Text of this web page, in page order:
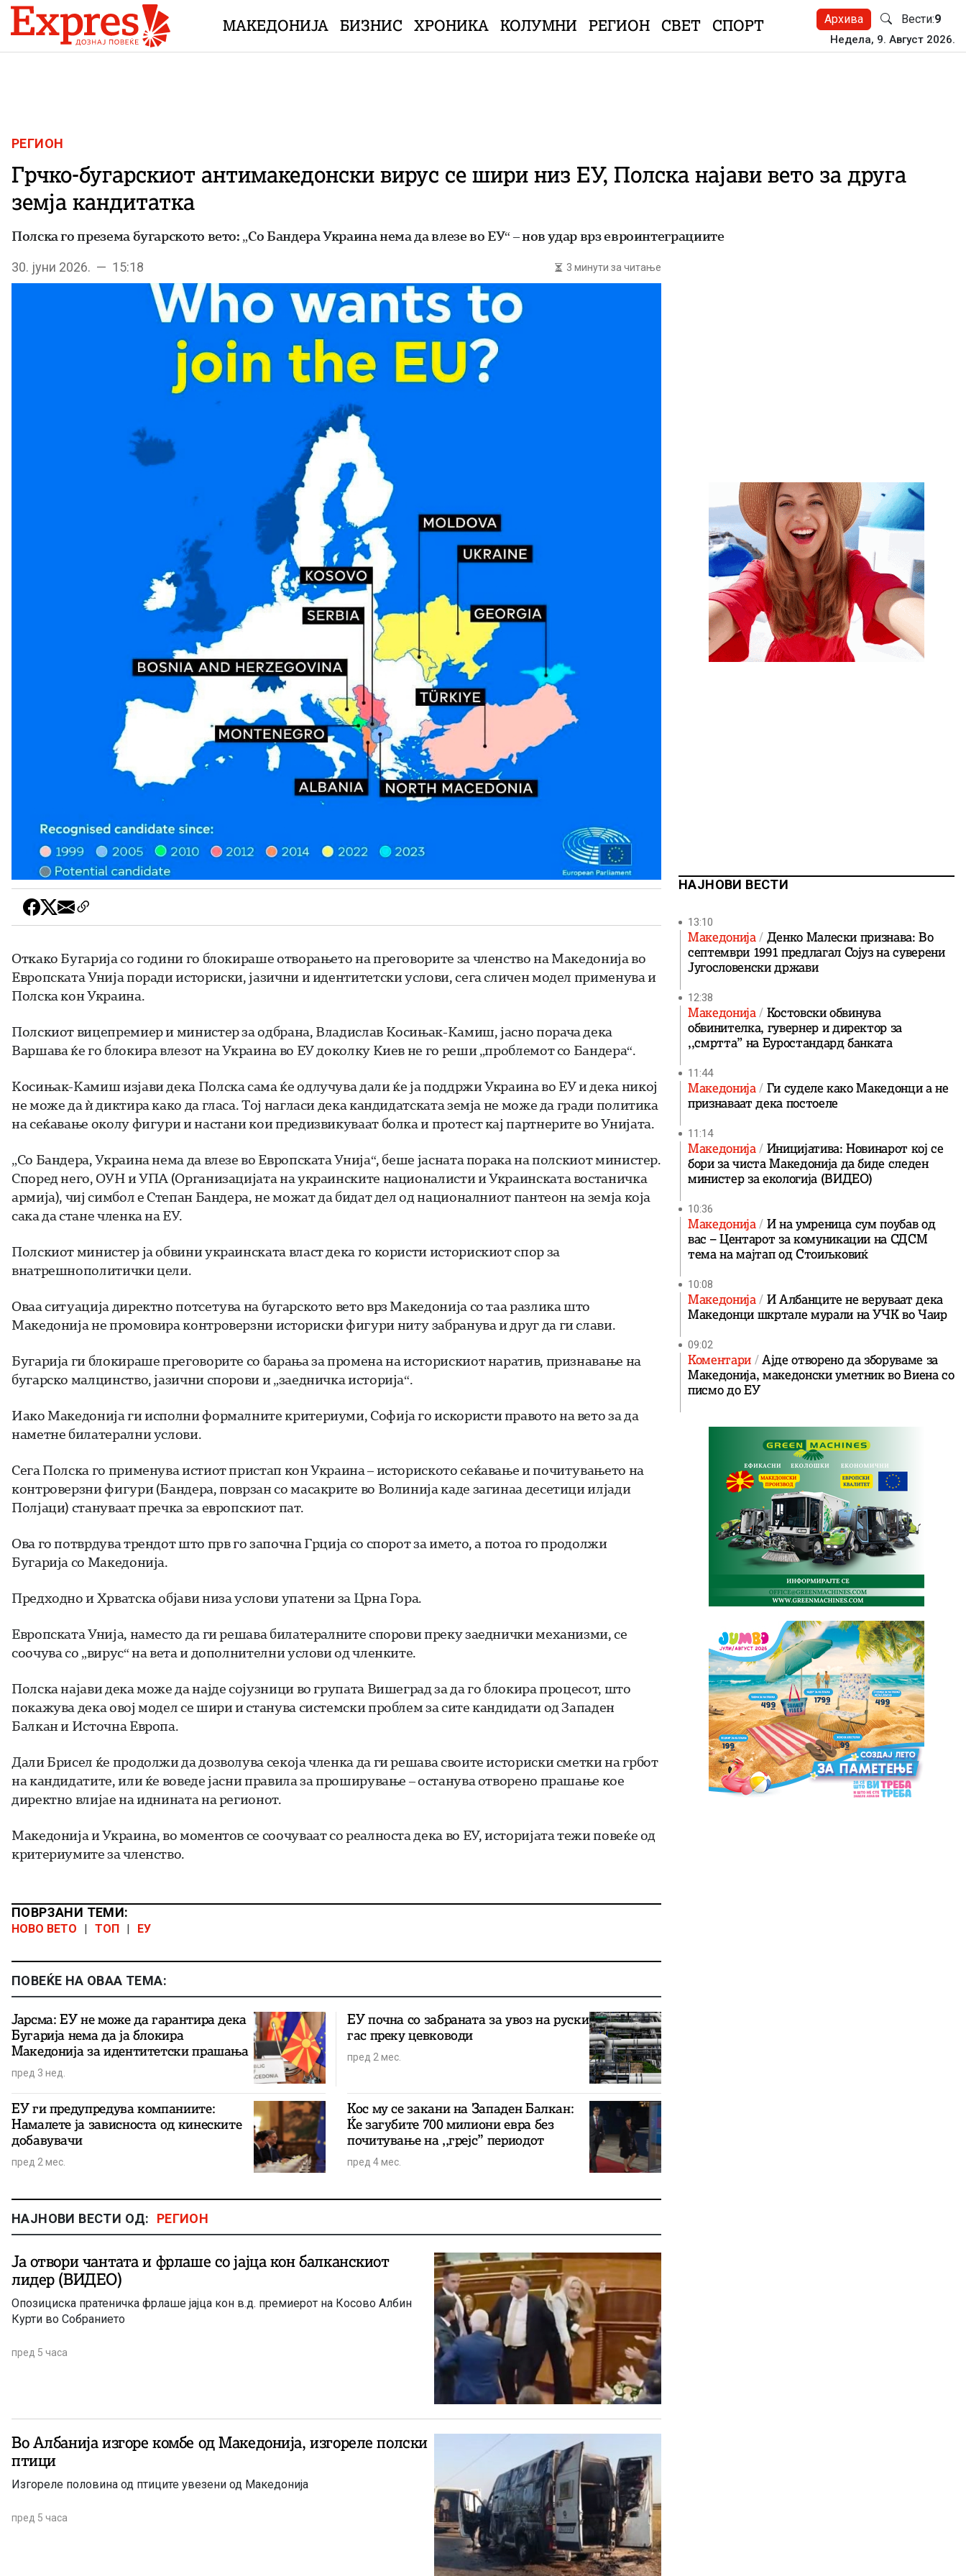
Skip to content
МАКЕДОНИЈА БИЗНИС ХРОНИКА КОЛУМНИ РЕГИОН СВЕТ СПОРТ Архива Вести:9
Недела, 9. Август 2026.
РЕГИОН
Грчко-бугарскиот антимакедонски вирус се шири низ ЕУ, Полска најави вето за друга
земја кандитатка
Полска го презема бугарското вето: „Со Бандера Украина нема да влезе во ЕУ“ – нов удар врз евроинтеграциите
30. јуни 2026. — 15:18 3 минути за читање
Откако Бугарија со години го блокираше отворањето на преговорите за членство на Македонија во
Европската Унија поради историски, јазични и идентитетски услови, сега сличен модел применува и
Полска кон Украина.
Полскиот вицепремиер и министер за одбрана, Владислав Косињак-Камиш, јасно порача дека
Варшава ќе го блокира влезот на Украина во ЕУ доколку Киев не го реши „проблемот со Бандера“.
Косињак-Камиш изјави дека Полска сама ќе одлучува дали ќе ја поддржи Украина во ЕУ и дека никој
не може да ѝ диктира како да гласа. Тој нагласи дека кандидатската земја не може да гради политика
на сеќавање околу фигури и настани кои предизвикуваат болка и протест кај партнерите во Унијата.
„Со Бандера, Украина нема да влезе во Европската Унија“, беше јасната порака на полскиот министер.
Според него, ОУН и УПА (Организацијата на украинските националисти и Украинската востаничка
армија), чиј симбол е Степан Бандера, не можат да бидат дел од националниот пантеон на земја која
сака да стане членка на ЕУ.
Полскиот министер ја обвини украинската власт дека го користи историскиот спор за
внатрешнополитички цели.
Оваа ситуација директно потсетува на бугарското вето врз Македонија со таа разлика што
Македонија не промовира контроверзни историски фигури ниту забранува и друг да ги слави.
Бугарија ги блокираше преговорите со барања за промена на историскиот наратив, признавање на
бугарско малцинство, јазични спорови и „заедничка историја“.
Иако Македонија ги исполни формалните критериуми, Софија го искористи правото на вето за да
наметне билатерални услови.
Сега Полска го применува истиот пристап кон Украина – историското сеќавање и почитувањето на
контроверзни фигури (Бандера, поврзан со масакрите во Волинија каде загинаа десетици илјади
Полјаци) стануваат пречка за европскиот пат.
Ова го потврдува трендот што прв го започна Грција со спорот за името, а потоа го продолжи
Бугарија со Македонија.
Предходно и Хрватска објави низа услови упатени за Црна Гора.
Европската Унија, наместо да ги решава билатералните спорови преку заеднички механизми, се
соочува со „вирус“ на вета и дополнителни услови од членките.
Полска најави дека може да најде сојузници во групата Вишеград за да го блокира процесот, што
покажува дека овој модел се шири и станува системски проблем за сите кандидати од Западен
Балкан и Источна Европа.
Дали Брисел ќе продолжи да дозволува секоја членка да ги решава своите историски сметки на грбот
на кандидатите, или ќе воведе јасни правила за проширување – останува отворено прашање кое
директно влијае на иднината на регионот.
Македонија и Украина, во моментов се соочуваат со реалноста дека во ЕУ, историјата тежи повеќе од
критериумите за членство.
ПОВРЗАНИ ТЕМИ:
НОВО ВЕТО ТОП ЕУ
ПОВЕЌЕ НА ОВАА ТЕМА:
Јарсма: ЕУ не може да гарантира дека
Бугарија нема да ја блокира
Македонија за идентитетски прашања
пред 3 нед.
ЕУ почна со забраната за увоз на руски
гас преку цевководи
пред 2 мес.
ЕУ ги предупредува компаниите:
Намалете ја зависноста од кинеските
добавувачи
пред 2 мес.
Кос му се закани на Западен Балкан:
Ќе загубите 700 милиони евра без
почитување на ,,грејс” периодот
пред 4 мес.
НАЈНОВИ ВЕСТИ ОД: РЕГИОН
Ја отвори чантата и фрлаше со јајца кон балканскиот
лидер (ВИДЕО)
Опозициска пратеничка фрлаше јајца кон в.д. премиерот на Косово Албин
Курти во Собранието
пред 5 часа
Во Албанија изгоре комбе од Македонија, изгореле полски
птици
Изгореле половина од птиците увезени од Македонија
пред 5 часа
НАЈНОВИ ВЕСТИ
13:10
Македонија Денко Малески признава: Во
септември 1991 предлагал Сојуз на суверени
Југословенски држави
12:38
Македонија Костовски обвинува
обвинителка, гувернер и директор за
,,смртта” на Еуростандард банката
11:44
Македонија Ги суделе како Македонци а не
признаваат дека постоеле
11:14
Македонија Иницијатива: Новинарот кој се
бори за чиста Македонија да биде следен
министер за екологија (ВИДЕО)
10:36
Македонија И на умреница сум поубав од
вас – Центарот за комуникации на СДСМ
тема на мајтап од Стоиљковиќ
10:08
Македонија И Албанците не веруваат дека
Македонци шкртале мурали на УЧК во Чаир
09:02
Коментари
Ајде отворено да зборуваме за
Македонија, македонски уметник во Виена со
писмо до ЕУ